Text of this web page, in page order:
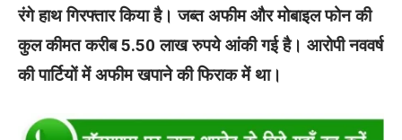
रंगे हाथ गिरफ्तार किया है। जब्त अफीम और मोबाइल फोन की
कुल कीमत करीब 5.50 लाख रुपये आंकी गई है। आरोपी नववर्ष
की पार्टियों में अफीम खपाने की फिराक में था।